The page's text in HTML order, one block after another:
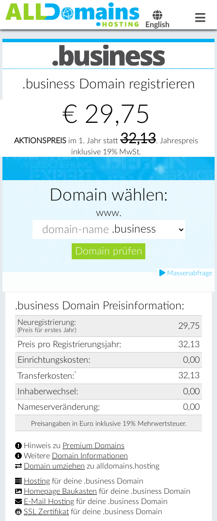
English
.business Domain registrieren
€ 29,75
AKTIONSPREIS im 1. Jahr statt 32,13. Jahrespreis
inklusive 19% MwSt.
Domain wählen:
www.
Domain prüfen
Massenabfrage
.business Domain Preisinformation:
Neuregistrierung:
(Preis für erstes Jahr) 29,75
Preis pro Registrierungsjahr:
32,13
Einrichtungskosten:
0,00
Transferkosten:*
32,13
Inhaberwechsel:
0,00
Nameserveränderung:
0,00
Preisangaben in Euro inklusive 19% Mehrwertsteuer.
Hinweis zu Premium Domains
Weitere Domain Informationen
Domain umziehen zu alldomains.hosting
Hosting für deine .business Domain
Homepage Baukasten für deine .business Domain
E-Mail Hosting für deine .business Domain
SSL Zertifikat für deine .business Domain